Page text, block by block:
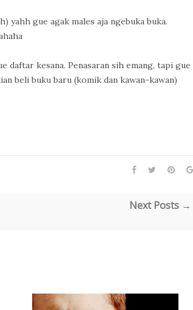
yahh gue agak males aja ngebuka buka.
daftar kesana. Penasaran sih emang, tapi gue
beli buku baru (komik dan kawan-kawan)
Next Posts →